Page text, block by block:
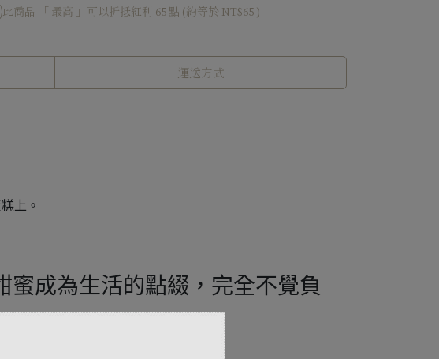
此商品 「 最高 」可以折抵紅利 65 點 (約等於 NT$65 )
運送方式
上。
蜜成為生活的點綴，完全不覺負